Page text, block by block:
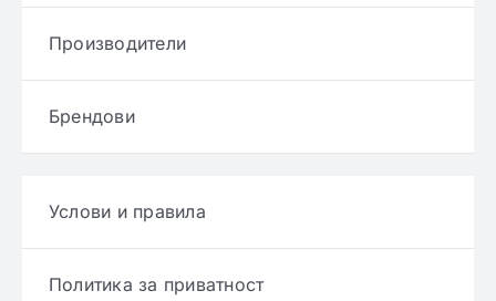
Производители
Брендови
Услови и правила
Политика за приватност